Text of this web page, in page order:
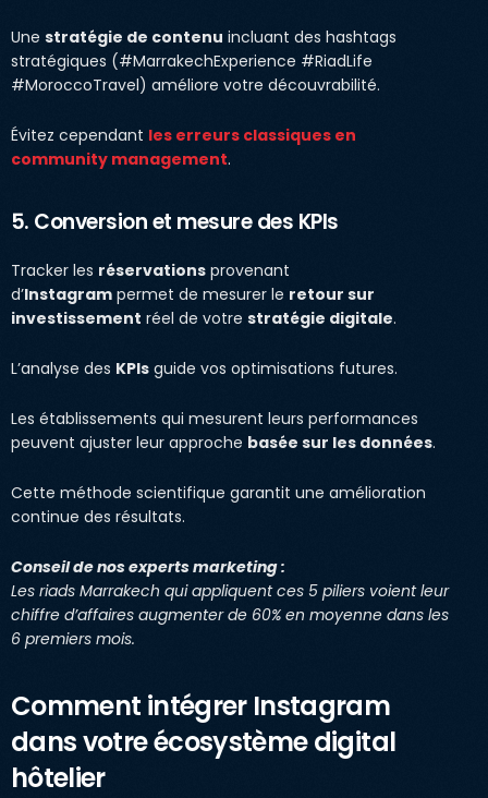
Une stratégie de contenu incluant des hashtags
stratégiques (#MarrakechExperience #RiadLife
#MoroccoTravel) améliore votre découvrabilité.
Évitez cependant les erreurs classiques en
community management.
5. Conversion et mesure des KPIs
Tracker les réservations provenant
d’Instagram permet de mesurer le retour sur
investissement réel de votre stratégie digitale.
L’analyse des KPIs guide vos optimisations futures.
Les établissements qui mesurent leurs performances
peuvent ajuster leur approche basée sur les données.
Cette méthode scientifique garantit une amélioration
continue des résultats.
Conseil de nos experts marketing :
Les riads Marrakech qui appliquent ces 5 piliers voient leur
chiffre d’affaires augmenter de 60% en moyenne dans les
6 premiers mois.
Comment intégrer Instagram
dans votre écosystème digital
hôtelier